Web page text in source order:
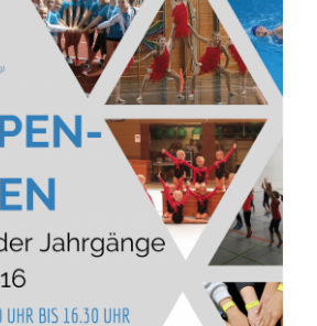
für Kinder
2014 bis 2016